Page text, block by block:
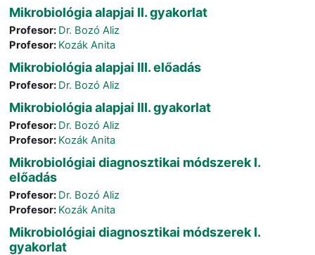
Mikrobiológia alapjai II. gyakorlat
Profesor: Dr. Bozó Aliz
Profesor: Kozák Anita
Mikrobiológia alapjai III. előadás
Profesor: Dr. Bozó Aliz
Mikrobiológia alapjai III. gyakorlat
Profesor: Dr. Bozó Aliz
Profesor: Kozák Anita
Mikrobiológiai diagnosztikai módszerek I.
előadás
Profesor: Dr. Bozó Aliz
Profesor: Kozák Anita
Mikrobiológiai diagnosztikai módszerek I.
gyakorlat